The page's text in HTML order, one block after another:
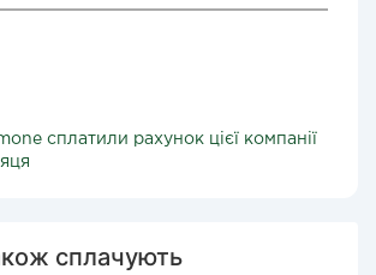
сплатили рахунок цієї компанії
сплачують